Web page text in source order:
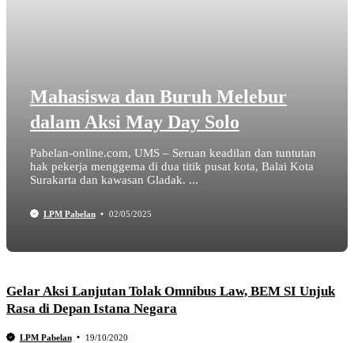
Mahasiswa dan Buruh Melebur
dalam Aksi May Day Solo
Pabelan-online.com, UMS – Seruan keadilan dan tuntutan
hak pekerja menggema di dua titik pusat kota, Balai Kota
Surakarta dan kawasan Gladak. ...
LPM Pabelan 02/05/2025
Gelar Aksi Lanjutan Tolak Omnibus Law, BEM SI Unjuk
Rasa di Depan Istana Negara
LPM Pabelan 19/10/2020